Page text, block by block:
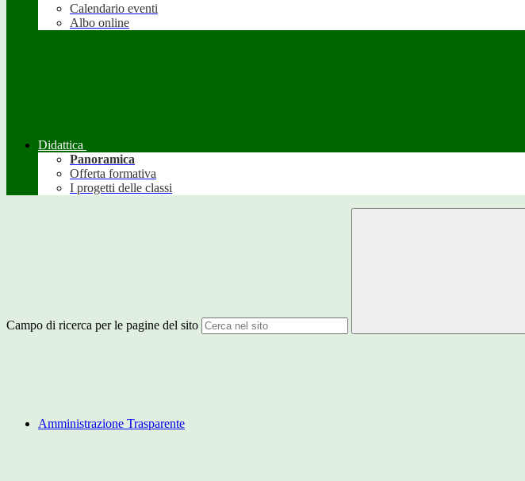
Calendario eventi
Albo online
Didattica
Panoramica
Offerta formativa
I progetti delle classi
Campo di ricerca per le pagine del sito
Amministrazione Trasparente